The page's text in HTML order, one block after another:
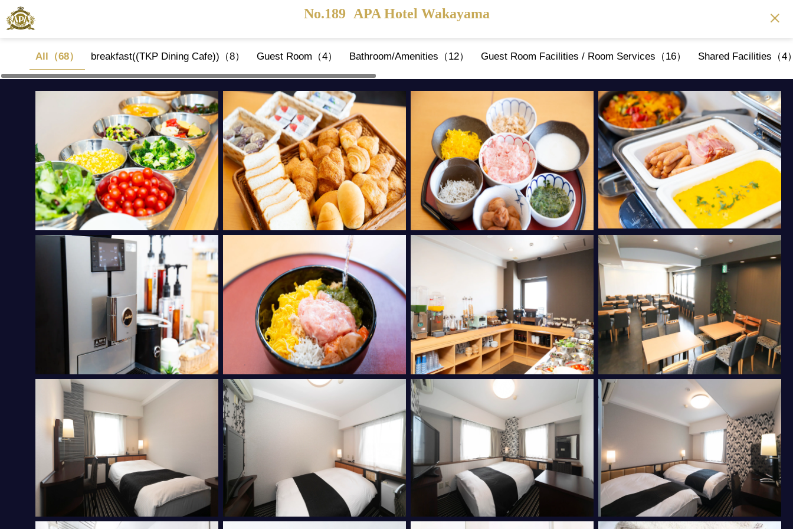
No.189 APA Hotel Wakayama
All（68） breakfast((TKP Dining Cafe))（8） Guest Room（4） Bathroom/Amenities（12） Guest Room Facilities / Room Services（16） Shared Facilities（4